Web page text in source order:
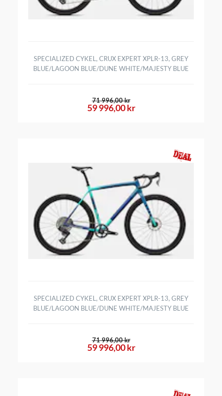
SPECIALIZED CYKEL, CRUX EXPERT XPLR-13, GREY
BLUE/LAGOON BLUE/DUNE WHITE/MAJESTY BLUE
59 996,00 kr
71 996,00 kr
SPECIALIZED CYKEL, CRUX EXPERT XPLR-13, GREY
BLUE/LAGOON BLUE/DUNE WHITE/MAJESTY BLUE
59 996,00 kr
71 996,00 kr